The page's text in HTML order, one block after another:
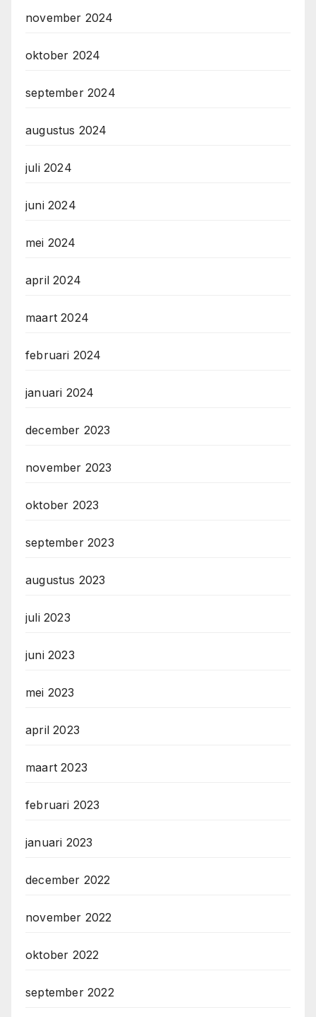
november 2024
oktober 2024
september 2024
augustus 2024
juli 2024
juni 2024
mei 2024
april 2024
maart 2024
februari 2024
januari 2024
december 2023
november 2023
oktober 2023
september 2023
augustus 2023
juli 2023
juni 2023
mei 2023
april 2023
maart 2023
februari 2023
januari 2023
december 2022
november 2022
oktober 2022
september 2022